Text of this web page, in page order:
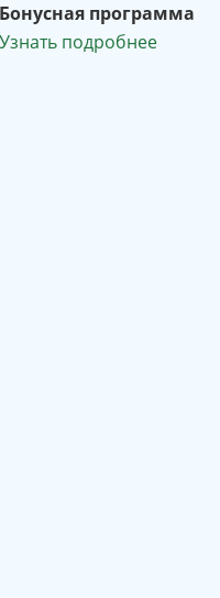
Бонусная программа
Узнать подробнее